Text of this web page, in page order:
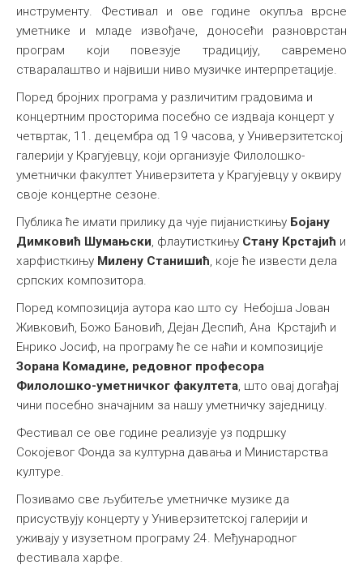
инструменту. Фестивал и ове године окупља врсне
уметнике и младе извођаче, доносећи разноврстан
програм који повезује традицију, савремено
стваралаштво и највиши ниво музичке интерпретације.
Поред бројних програма у различитим градовима и
концертним просторима посебно се издваја концерт у
четвртак, 11. децембра од 19 часова, у Универзитетској
галерији у Крагујевцу, који организује Филолошко-
уметнички факултет Универзитета у Крагујевцу у оквиру
своје концертне сезоне.
Публика ће имати прилику да чује пијанисткињу Бојану
Димковић Шумањски, флаутисткињу Стану Крстајић и
харфисткињу Милену Станишић, које ће извести дела
српских композитора.
Поред композиција аутора као што су Небојша Јован
Живковић, Божо Бановић, Дејан Деспић, Ана Крстајић и
Енрико Јосиф, на програму ће се наћи и композиције
Зорана Комадине, редовног професора
Филолошко-уметничког факултета, што овај догађај
чини посебно значајним за нашу уметничку заједницу.
Фестивал се ове године реализује уз подршку
Сокојевог Фонда за културна давања и Министарства
културе.
Позивамо све љубитеље уметничке музике да
присуствују концерту у Универзитетској галерији и
уживају у изузетном програму 24. Међународног
фестивала харфе.